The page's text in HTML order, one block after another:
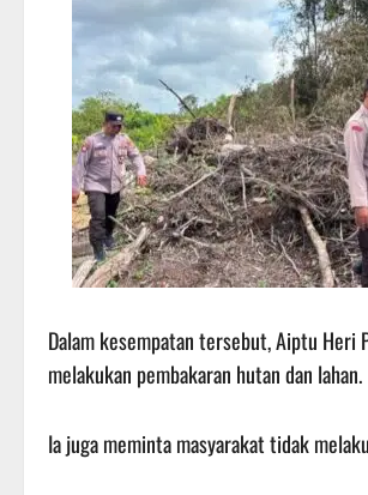
Dalam kesempatan tersebut, Aiptu Heri
melakukan pembakaran hutan dan lahan.
Ia juga meminta masyarakat tidak